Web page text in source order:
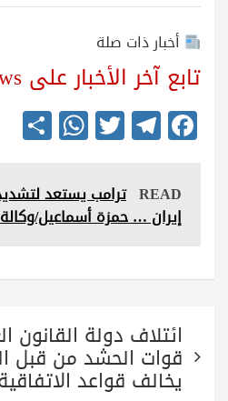
أخبار ذات صلة
تابع آخر الأخبار على Baznews
Fa
ce
bo
ok
Te
le
gr
a
m
T
wi
tte
r
W
ha
ts
A
pp
re READ ترامب يستعد
إيران … حمزة أسماعيل/وكالةBAZالاخبارية
تصفّح
المقالات
ائتلاف دولة
قوات الحشد من قبل
يخالف قواعد